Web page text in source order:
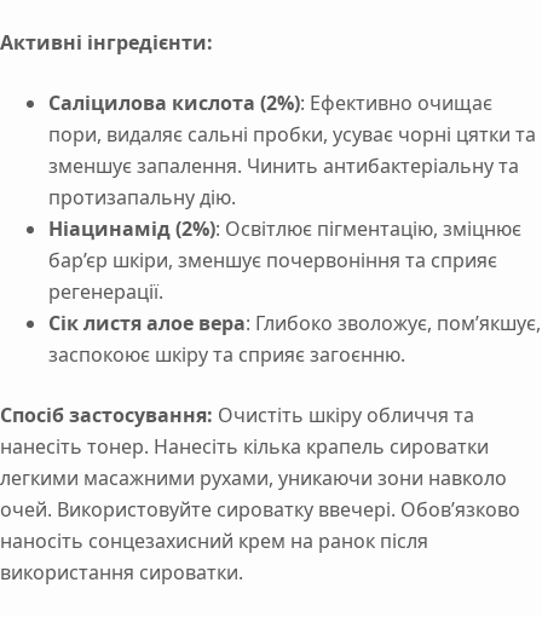
Активні інгредієнти:
Саліцилова кислота (2%): Ефективно очищає
пори, видаляє сальні пробки, усуває чорні цятки та
зменшує запалення. Чинить антибактеріальну та
протизапальну дію.
Ніацинамід (2%): Освітлює пігментацію, зміцнює
бар’єр шкіри, зменшує почервоніння та сприяє
регенерації.
Сік листя алое вера: Глибоко зволожує, пом’якшує,
заспокоює шкіру та сприяє загоєнню.
Спосіб застосування: Очистіть шкіру обличчя та
нанесіть тонер. Нанесіть кілька крапель сироватки
легкими масажними рухами, уникаючи зони навколо
очей. Використовуйте сироватку ввечері. Обов’язково
наносіть сонцезахисний крем на ранок після
використання сироватки.